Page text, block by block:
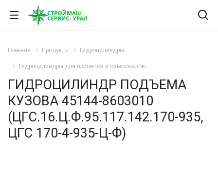
Главная Продукты Гидроцилиндры
Гидроцилиндры для прицепов и самосвалов
ГИДРОЦИЛИНДР ПОДЪЕМА
КУЗОВА 45144-8603010
(ЦГС.16.Ц.Ф.95.117.142.170-935,
ЦГС 170-4-935-Ц-Ф)